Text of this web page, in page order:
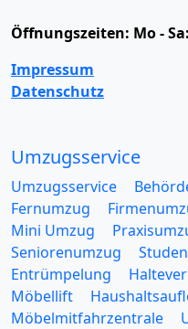
Öffnungszeiten: Mo -
Impressum
Datenschutz
Umzugsservice
Umzugsservice
Fernumzug
Mini Umzug
Seniorenumzug
Entrümpelung
Möbellift
Möbelmitfahrzentrale